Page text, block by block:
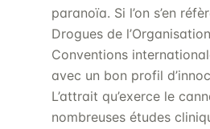
paranoïa. Si l’on s’en
Drogues de
Conventions
avec un bon profil
L’attrait qu’exerce le
nombreuses études